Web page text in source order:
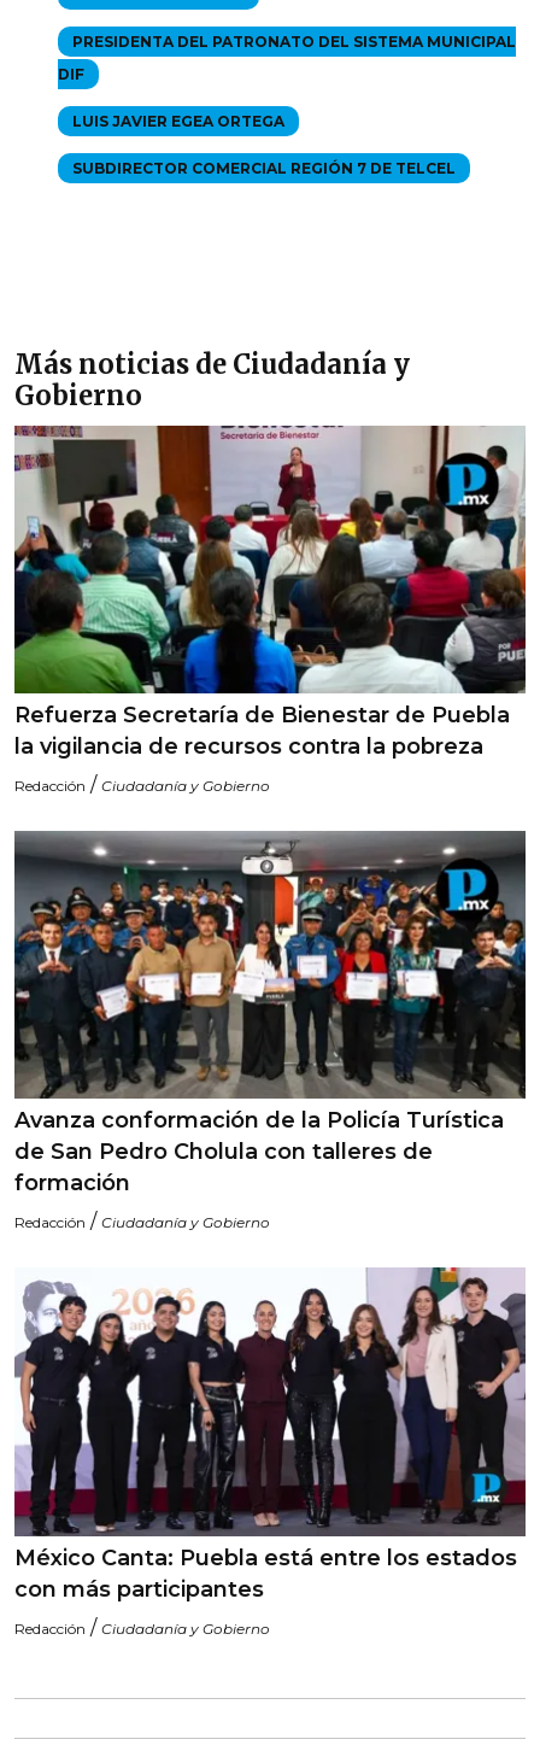
PRESIDENTA DEL PATRONATO DEL SISTEMA MUNICIPAL
DIF
LUIS JAVIER EGEA ORTEGA
SUBDIRECTOR COMERCIAL REGIÓN 7 DE TELCEL
Más noticias de Ciudadanía y
Gobierno
Refuerza Secretaría de Bienestar de Puebla
la vigilancia de recursos contra la pobreza
Redacción / Ciudadanía y Gobierno
Avanza conformación de la Policía Turística
de San Pedro Cholula con talleres de
formación
Redacción / Ciudadanía y Gobierno
México Canta: Puebla está entre los estados
con más participantes
Redacción / Ciudadanía y Gobierno